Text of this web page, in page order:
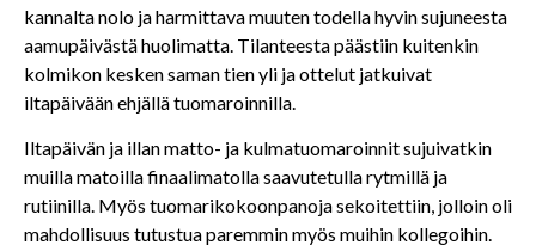
kannalta nolo ja harmittava muuten todella hyvin sujuneesta
aamupäivästä huolimatta. Tilanteesta päästiin kuitenkin
kolmikon kesken saman tien yli ja ottelut jatkuivat
iltapäivään ehjällä tuomaroinnilla.
Iltapäivän ja illan matto- ja kulmatuomaroinnit sujuivatkin
muilla matoilla finaalimatolla saavutetulla rytmillä ja
rutiinilla. Myös tuomarikokoonpanoja sekoitettiin, jolloin oli
mahdollisuus tutustua paremmin myös muihin kollegoihin.